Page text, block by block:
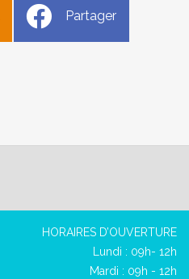
Partager
HORAIRES D’OUVERTURE
Lundi : 09h- 12h
Mardi : 09h - 12h